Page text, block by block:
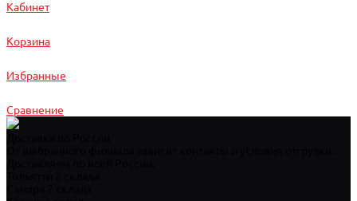
Кабинет
Корзина
Избранные
Сравнение